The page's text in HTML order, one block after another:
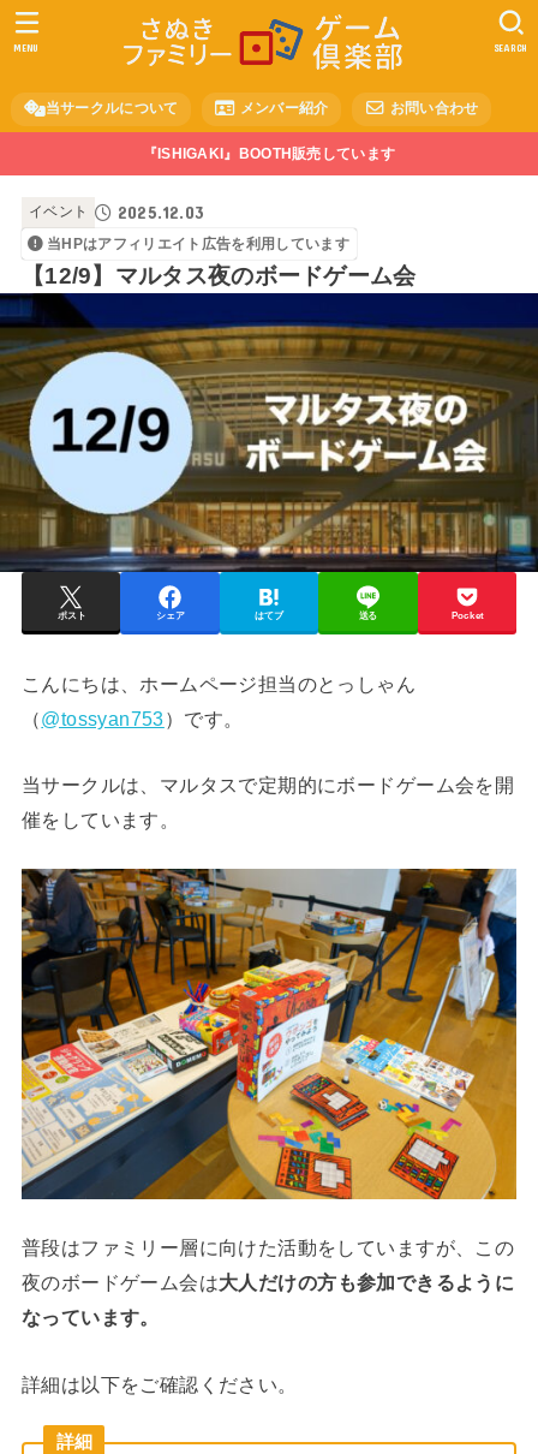
当サークルについて メンバー紹介 お問い合わせ
SEARCH
MENU
『ISHIGAKI』BOOTH販売しています
イベント 2025.12.03
当HPはアフィリエイト広告を利用しています
【12/9】マルタス夜のボードゲーム会
ポスト シェア はてブ 送る Pocket
こんにちは、ホームページ担当のとっしゃん
（@tossyan753）です。
当サークルは、マルタスで定期的にボードゲーム会を開
催をしています。
普段はファミリー層に向けた活動をしていますが、この
夜のボードゲーム会は大人だけの方も参加できるように
なっています。
詳細は以下をご確認ください。
詳細